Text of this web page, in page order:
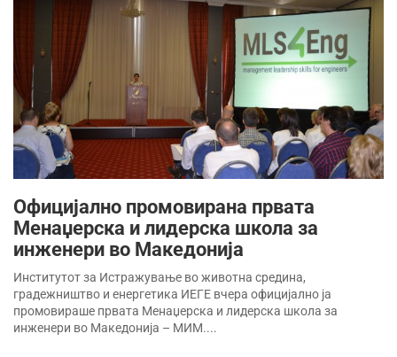
Официјално промовирана првата
Менаџерска и лидерска школа за
инженери во Македонија
Институтот за Истражување во животна средина,
градежништво и енергетика ИЕГЕ вчера официјално ја
промовираше првата Менаџерска и лидерска школа за
инженери во Македонија – МИМ....